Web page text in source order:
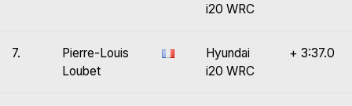
i20 WRC
7.
Pierre-Louis
Loubet
Hyundai
i20 WRC
+ 3:37.0